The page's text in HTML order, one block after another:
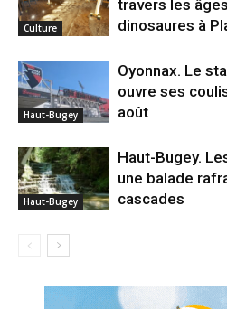
Culture
travers les
dinosaures à
Haut-Bugey
Oyonnax. Le
ouvre ses
août
Haut-Bugey
Haut-Bugey.
une balade
cascades